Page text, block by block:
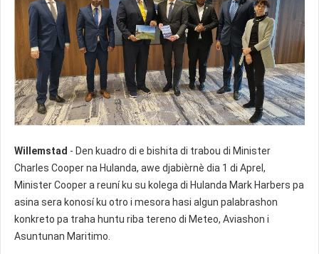
Willemstad - Den kuadro di e bishita di trabou di Minister
Charles Cooper na Hulanda, awe djabièrnè dia 1 di Aprel,
Minister Cooper a reuní ku su kolega di Hulanda Mark Harbers pa
asina sera konosí ku otro i mesora hasi algun palabrashon
konkreto pa traha huntu riba tereno di Meteo, Aviashon i
Asuntunan Maritimo.